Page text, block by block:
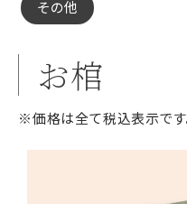
その他
お棺
※価格は全て税込表示です